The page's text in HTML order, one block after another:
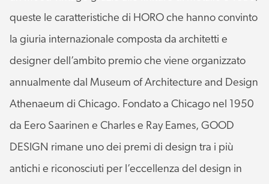
queste le caratteristiche di HORO che hanno convinto
la giuria internazionale composta da architetti e
designer dell’ambito premio che viene organizzato
annualmente dal Museum of Architecture and Design
Athenaeum di Chicago. Fondato a Chicago nel 1950
da Eero Saarinen e Charles e Ray Eames, GOOD
DESIGN rimane uno dei premi di design tra i più
antichi e riconosciuti per l’eccellenza del design in